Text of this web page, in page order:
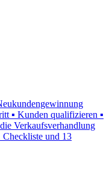
▪ Kunden qualifizieren ▪
Verkaufsverhandlung
und 13